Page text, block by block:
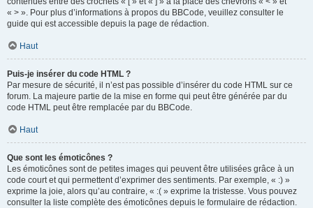
« > ». Pour plus d’informations à propos du BBCode, veuillez consulter le
guide qui est accessible depuis la page de rédaction.
Haut
Puis-je insérer du code HTML ?
Par mesure de sécurité, il n’est pas possible d’insérer du code HTML sur ce
forum. La majeure partie de la mise en forme qui peut être générée par du
code HTML peut être remplacée par du BBCode.
Haut
Que sont les émoticônes ?
Les émoticônes sont de petites images qui peuvent être utilisées grâce à un
code court et qui permettent d’exprimer des sentiments. Par exemple, « :) »
exprime la joie, alors qu’au contraire, « :( » exprime la tristesse. Vous pouvez
consulter la liste complète des émoticônes depuis le formulaire de rédaction.